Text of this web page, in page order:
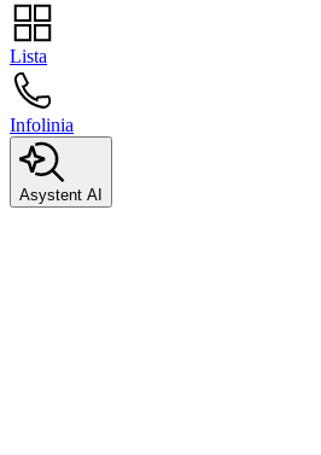
Lista
Infolinia
Asystent AI